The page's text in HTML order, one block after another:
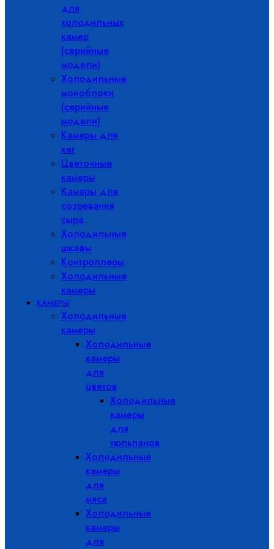
для
холодильных
камер
(серийные
модели)
Холодильные
моноблоки
(серийные
модели)
Камеры для
кег
Цветочные
камеры
Камеры для
созревания
сыра
Холодильные
шкафы
Контроллеры
Холодильные
камеры
КАМЕРЫ
Холодильные
камеры
Холодильные
камеры
для
цветов
Холодильные
камеры
для
тюльпанов
Холодильные
камеры
для
мяса
Холодильные
камеры
для